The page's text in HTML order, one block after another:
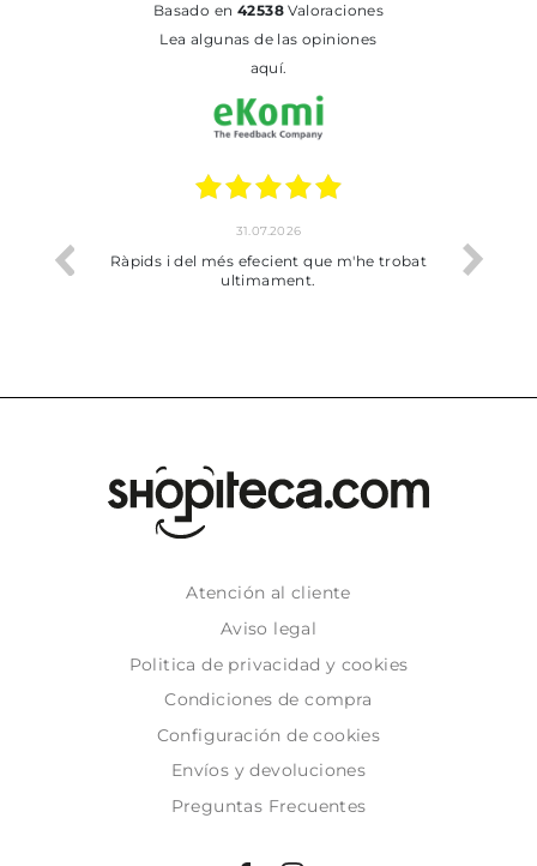
basado en 42538Valoraciones
Lea algunas de las opiniones
aquí.
Ràpids i del més efecient que m'he trobat
ultimament.
Bien pero soy
dejado
Atención al cliente
Aviso legal
Politica de privacidad y cookies
Condiciones de compra
Configuración de cookies
Envíos y devoluciones
Preguntas Frecuentes